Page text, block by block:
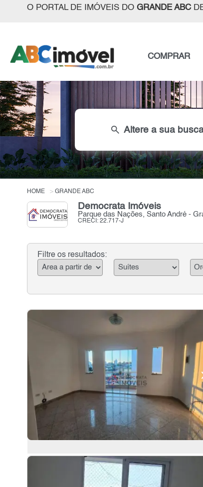
O PORTAL DE IMÓVEIS DO GRANDE ABC
COMPRAR
search Altere a sua
HOME GRANDE ABC
Democrata Imóveis
Parque das Nações, Santo André -
CRECI: 22.717-J
Filtre os resultados: